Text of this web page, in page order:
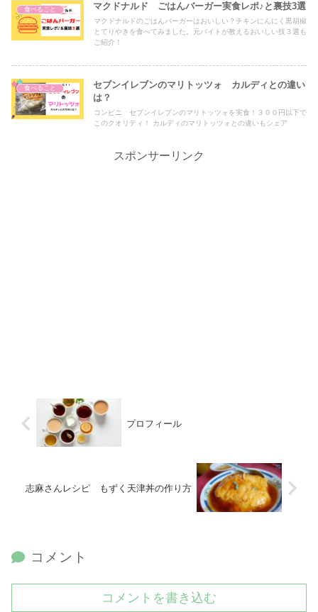
食べること マクドナルド ごはんバーガー実食レポ♪と裏技3選
マクドナルドのごはんバーガーはおいしい？チキンにんにく黒胡椒
とてりやきを食べてみました。元バイトが教えるおいしい技３選も
ご紹介！
食べること
セブンイレブンのマリトッツォ カルディとの違い
は？
コンビニ セブンイレブンのマリトッツォを実食！３００円以下で
このクオリティ！ カルディのマリトッツォとの違いもシェア
スポンサーリンク
プロフィール
志麻さんレシピ もずく天津丼の作り方
コメント
コメントを書き込む